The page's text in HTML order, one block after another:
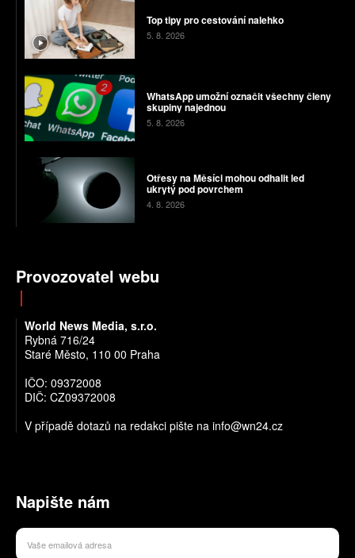
Top tipy pro cestování nalehko
5. 8. 2026
WhatsApp umožní označit všechny členy
skupiny najednou
5. 8. 2026
Otřesy na Měsíci mohou odhalit led
ukrytý pod povrchem
4. 8. 2026
Provozovatel webu
World News Media, s.r.o.
Rybná 716/24
Staré Město, 110 00 Praha
IČO: 09372008
DIČ: CZ09372008
V případě dotazů na redakci pište na info@wn24.cz
Napište nám